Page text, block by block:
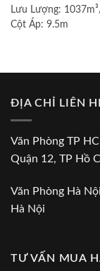
Lưu Lượng:
Cột Áp: 9.5m
ĐỊA CHỈ LIÊN
Văn Phòng TP
Quận 12, TP Hồ
Văn Phòng Hà
Hà Nội
TƯ VẤN MUA